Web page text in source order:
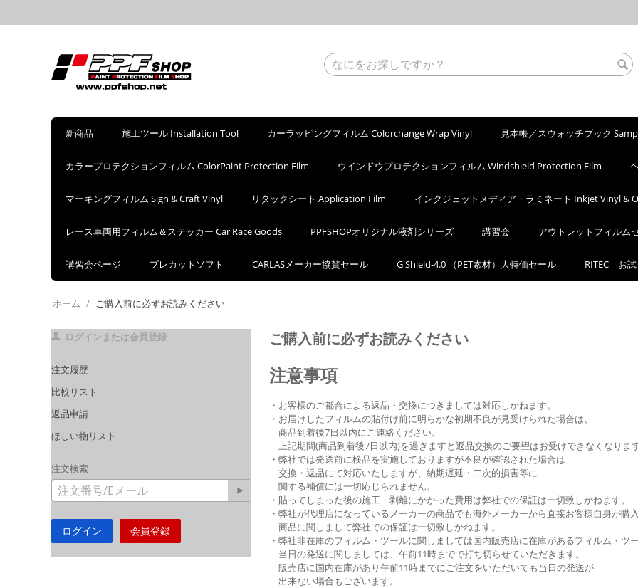
新商品 施工ツール Installation Tool カーラッピングフィルム Colorchange Wrap Vinyl 見本帳／スウォッチブック
カラープロテクションフィルム ColorPaint Protection Film ウインドウプロテクションフィルム Windshield Protection Film
マーキングフィルム Sign & Craft Vinyl リタックシート Application Film インクジェットメディア・ラミネート Inkjet Vinyl &
レース車両用フィルム＆ステッカー Car Race Goods PPFSHOPオリジナル液剤シリーズ 講習会 アウトレットフィルム
講習会ページ プレカットソフト CARLASメーカー協賛セール G Shield-4.0 （PET素材）大特価セール RITEC お試
ホーム / ご購入前に必ずお読みください
ログインまたは会員登録
注文履歴
比較リスト
返品申請
ほしい物リスト
注文検索
ログイン 会員登録
ご購入前に必ずお読みください
注意事項
・お客様のご都合による返品・交換につきましては対応しかねます。
・お届けしたフィルムの貼付け前に明らかな初期不良が見受けられた場合は、
商品到着後7日以内にご連絡ください。
上記期間(商品到着後7日以内)を過ぎますと返品交換のご要望はお受けできなくなります
・弊社では発送前に検品を実施しておりますが不良が確認された場合は
交換・返品にて対応いたしますが、納期遅延・二次的損害等に
関する補償には一切応じられません。
・貼ってしまった後の施工・剥離にかかった費用は弊社での保証は一切致しかねます。
・弊社が代理店になっているメーカーの商品でも海外メーカーから直接お客様自身が購
商品に関しまして弊社での保証は一切致しかねます。
・弊社非在庫のフィルム・ツールに関しましては国内販売店に在庫があるフィルム・ツ
当日の発送に関しましては、午前11時までで打ち切らせていただきます。
販売店に国内在庫があり午前11時までにご注文をいただいても当日の発送が
出来ない場合もございます。